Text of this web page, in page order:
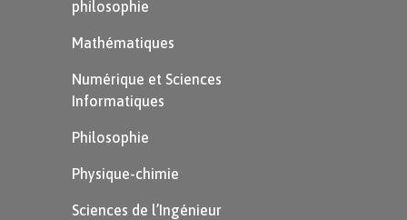
philosophie
Mathématiques
Numérique et Sciences
Informatiques
Philosophie
Physique-chimie
Sciences de l’Ingénieur